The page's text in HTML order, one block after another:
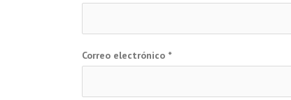
Correo electrónico *